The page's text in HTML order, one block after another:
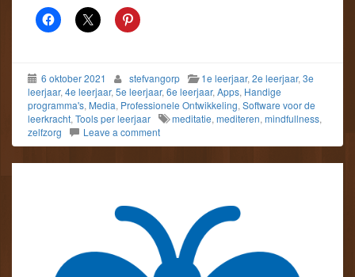
6 oktober 2021 stefvangorp 1e leerjaar, 2e leerjaar, 3e
leerjaar, 4e leerjaar, 5e leerjaar, 6e leerjaar, Apps, Handige
programma's, Media, Professionele Ontwikkeling, Software voor de
leerkracht, Tools per leerjaar meditatie, mediteren, mindfullness,
zelfzorg
Leave a comment